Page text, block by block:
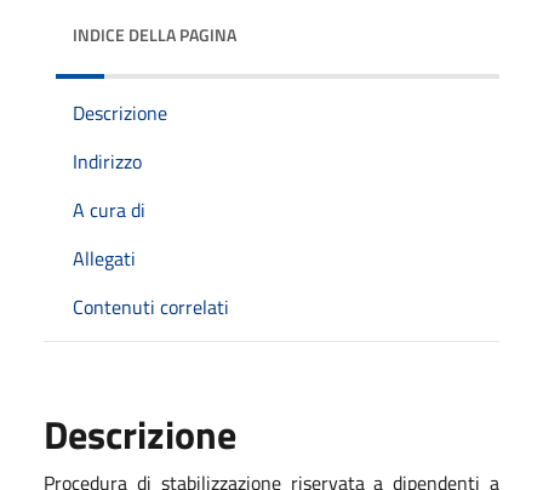
INDICE DELLA PAGINA
Descrizione
Indirizzo
A cura di
Allegati
Contenuti correlati
Descrizione
Procedura di stabilizzazione riservata a dipendenti a